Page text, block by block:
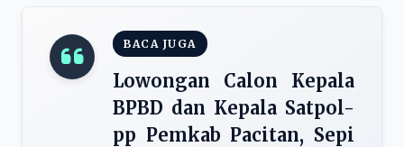
BACA JUGA
Lowongan Calon Kepala
BPBD dan Kepala Satpol-
pp Pemkab Pacitan, Sepi